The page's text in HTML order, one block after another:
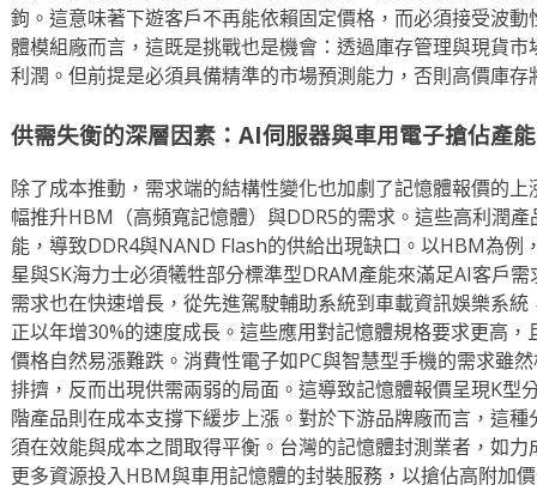
鉤。這意味著下遊客戶不再能依賴固定價格，而必須接受波
體模組廠而言，這既是挑戰也是機會：透過庫存管理與現貨
利潤。但前提是必須具備精準的市場預測能力，否則高價庫存
供需失衡的深層因素：AI伺服器與車用電子搶佔產能
除了成本推動，需求端的結構性變化也加劇了記憶體報價的
幅推升HBM（高頻寬記憶體）與DDR5的需求。這些高利潤
能，導致DDR4與NAND Flash的供給出現缺口。以HBM為例
星與SK海力士必須犧牲部分標準型DRAM產能來滿足AI客戶
需求也在快速增長，從先進駕駛輔助系統到車載資訊娛樂系
正以年增30%的速度成長。這些應用對記憶體規格要求更高
價格自然易漲難跌。消費性電子如PC與智慧型手機的需求雖
排擠，反而出現供需兩弱的局面。這導致記憶體報價呈現K型
階產品則在成本支撐下緩步上漲。對於下游品牌廠而言，這
須在效能與成本之間取得平衡。台灣的記憶體封測業者，如
更多資源投入HBM與車用記憶體的封裝服務，以搶佔高附加